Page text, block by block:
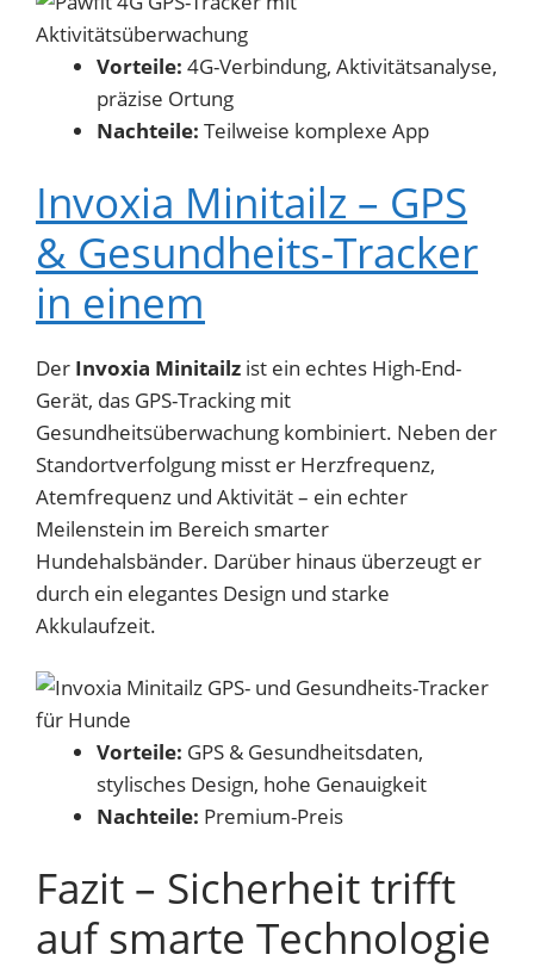
Vorteile: 4G-Verbindung, Aktivitätsanalyse,
präzise Ortung
Nachteile: Teilweise komplexe App
Invoxia Minitailz – GPS
& Gesundheits-Tracker
in einem
Der Invoxia Minitailz ist ein echtes High-End-
Gerät, das GPS-Tracking mit
Gesundheitsüberwachung kombiniert. Neben der
Standortverfolgung misst er Herzfrequenz,
Atemfrequenz und Aktivität – ein echter
Meilenstein im Bereich smarter
Hundehalsbänder. Darüber hinaus überzeugt er
durch ein elegantes Design und starke
Akkulaufzeit.
Vorteile: GPS & Gesundheitsdaten,
stylisches Design, hohe Genauigkeit
Nachteile: Premium-Preis
Fazit – Sicherheit trifft
auf smarte Technologie